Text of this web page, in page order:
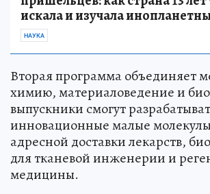
искала и изучала
НАУКА
Вторая программа объединяет
химию, материаловедение и
выпускники смогут
инновационные малые
адресной доставки лекарств,
для тканевой инженерии и
медицины.